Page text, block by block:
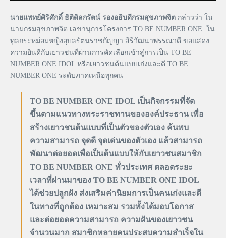
นายแพทย์ศิริศักดิ์ ธิติดิลกรัตน์ รองอธิบดีกรมสุขภาพจิต กล่าวว่า ใน
นามกรมสุขภาพจิต เลขานุการโครงการ TO BE NUMBER ONE ใน
ทูลกระหม่อมหญิงอุบลรัตนราชกัญญา สิริวัฒนาพรรณวดี ขอแสดง
ความยินดีกับเยาวชนที่ผ่านการคัดเลือกเข้าสู่การเป็น TO BE
NUMBER ONE IDOL หรือเยาวชนต้นแบบเก่งและดี TO BE
NUMBER ONE ระดับภาคเหนือทุกคน
TO BE NUMBER ONE IDOL เป็นกิจกรรมที่จัด
ขึ้นตามแนวทางพระราชทานขององค์ประธาน เพื่อ
สร้างเยาวชนต้นแบบที่เป็นตัวของตัวเอง ค้นพบ
ความสามารถ จุดดี จุดเด่นของตัวเอง แล้วสามารถ
พัฒนาต่อยอดเพื่อเป็นต้นแบบให้กับเยาวชนสมาชิก
TO BE NUMBER ONE ทั่วประเทศ ตลอดระยะ
เวลาที่ผ่านมาของ TO BE NUMBER ONE IDOL
ได้ช่วยปลูกฝัง ส่งเสริมค่านิยมการเป็นคนเก่งและดี
ในทางที่ถูกต้อง เหมาะสม รวมทั้งได้มอบโอกาส
และต่อยอดความสามารถ ความฝันของเยาวชน
จำนวนมาก สมาชิกหลายคนประสบความสำเร็จใน